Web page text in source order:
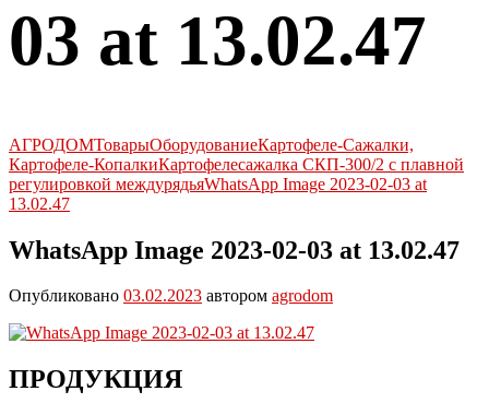
03 at 13.02.47
АГРОДОМТоварыОборудованиеКартофеле-Сажалки,
Картофеле-КопалкиКартофелесажалка СКП-300/2 с плавной
регулировкой междурядьяWhatsApp Image 2023-02-03 at
13.02.47
WhatsApp Image 2023-02-03 at 13.02.47
Опубликовано 03.02.2023 автором agrodom
ПРОДУКЦИЯ